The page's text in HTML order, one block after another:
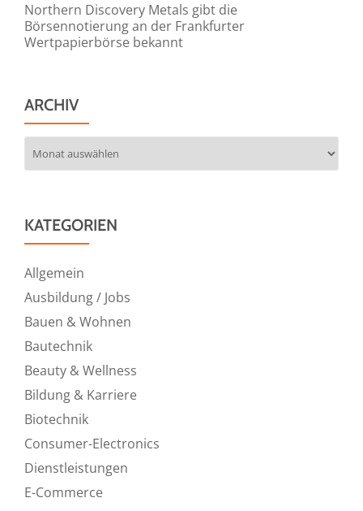
Northern Discovery Metals gibt die
Börsennotierung an der Frankfurter
Wertpapierbörse bekannt
ARCHIV
KATEGORIEN
Allgemein
Ausbildung / Jobs
Bauen & Wohnen
Bautechnik
Beauty & Wellness
Bildung & Karriere
Biotechnik
Consumer-Electronics
Dienstleistungen
E-Commerce